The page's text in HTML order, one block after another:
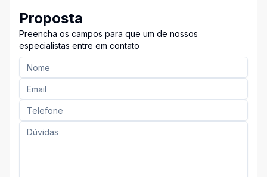
Proposta
Preencha os campos para que um de nossos
especialistas entre em contato